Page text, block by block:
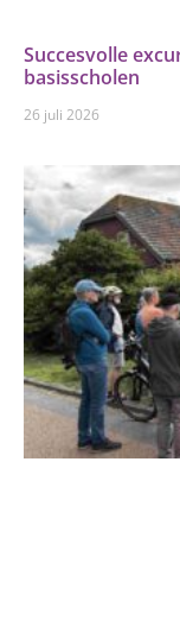
Succesvolle
basisscholen
26 juli 2026